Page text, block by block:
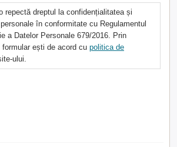
repectă dreptul la confidențialitatea și
în conformitate cu Regulamentul
a Datelor Personale 679/2016. Prin
ești de acord cu politica de
ului.